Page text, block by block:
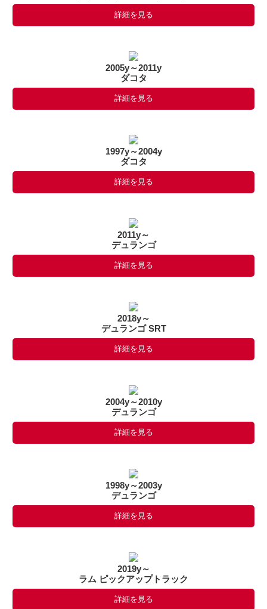
詳細を見る
2005y～2011y
ダコタ
詳細を見る
1997y～2004y
ダコタ
詳細を見る
2011y～
デュランゴ
詳細を見る
2018y～
デュランゴ SRT
詳細を見る
2004y～2010y
デュランゴ
詳細を見る
1998y～2003y
デュランゴ
詳細を見る
2019y～
ラム ピックアップトラック
詳細を見る